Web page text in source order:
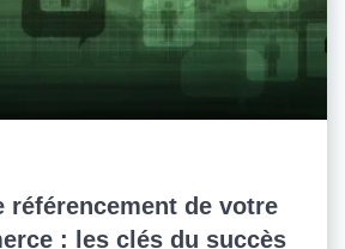
référencement de votre
: les clés du succès